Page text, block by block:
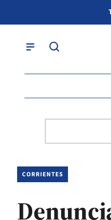
CORRIENTES